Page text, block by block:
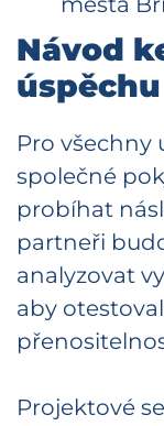
Návod
úspěchu
Pro všechny
společné
probíhat
partneři
analyzovat
aby
Projektové